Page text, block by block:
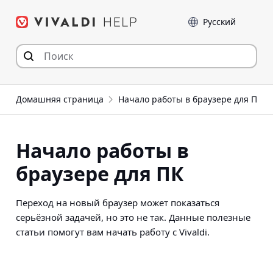
Language
Домашняя страница Начало работы в браузере для ПК
Начало работы в
браузере для ПК
Переход на новый браузер может показаться
серьёзной задачей, но это не так. Данные полезные
статьи помогут вам начать работу с Vivaldi.